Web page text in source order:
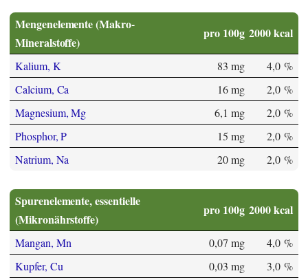
Mengenelemente (Makro-
Mineralstoffe)
pro 100g 2000 kcal
Kalium, K 83 mg
4,0 %
Calcium, Ca
16 mg
2,0 %
Magnesium, Mg
6,1 mg
2,0 %
Phosphor, P
15 mg
2,0 %
Natrium, Na
20 mg 2,0 %
Spurenelemente, essentielle
(Mikronährstoffe)
pro 100g 2000 kcal
Mangan, Mn 0,07 mg
4,0 %
Kupfer, Cu
0,03 mg 3,0 %